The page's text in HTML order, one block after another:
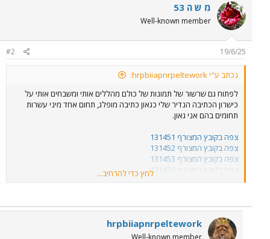
מ ש ה 53
Well-known member
19/6/25
#2
נכתב ע"י hrpbiiapnrpeltework:
לפתוח גם שרשור של תמונות של כולם מהללים אותי ומשבחים אותי על
כישרון הכתיבה הנדיר שלי כגאון כתיבה מופלג, תחום אחד מיני עשרות
תחומים בהם אני גאון.
צפה בקובץ המצורף 131451
צפה בקובץ המצורף 131452
צפה בקובץ המצורף 131453
צפה בקובץ המצורף 131454
צפה בקובץ המצורף 131458
צפה בקובץ המצורף 131459
לחץ כדי להרחיב...
hrpbiiapnrpeltework
Well-known member